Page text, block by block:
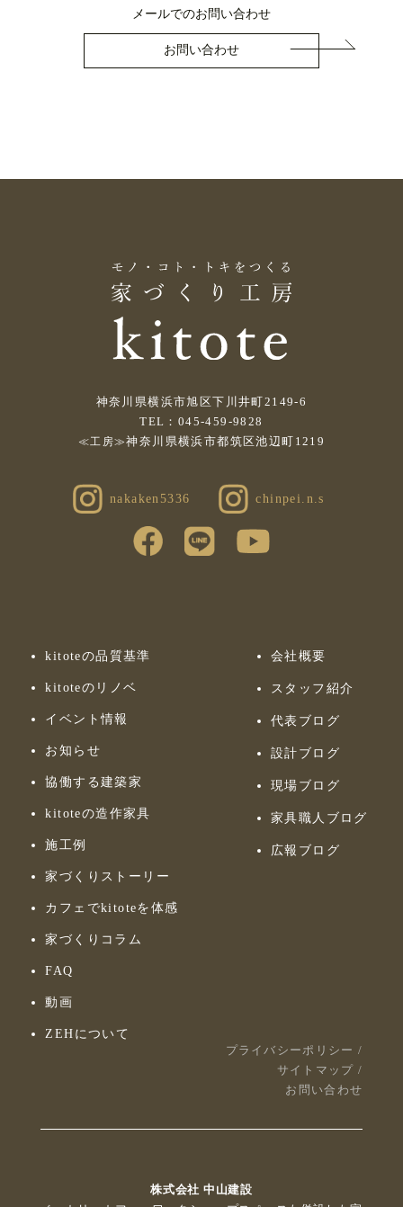
メールでのお問い合わせ
お問い合わせ
神奈川県横浜市旭区下川井町2149-6
TEL：045-459-9828
≪工房≫神奈川県横浜市都筑区池辺町1219
nakaken5336 chinpei.n.s
kitoteの品質基準
kitoteのリノベ
イベント情報
お知らせ
協働する建築家
kitoteの造作家具
施工例
家づくりストーリー
カフェでkitoteを体感
家づくりコラム
FAQ
動画
ZEHについて
会社概要
スタッフ紹介
代表ブログ
設計ブログ
現場ブログ
家具職人ブログ
広報ブログ
プライバシーポリシー /
サイトマップ /
お問い合わせ
株式会社 中山建設